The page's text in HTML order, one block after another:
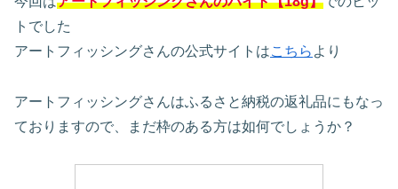
トでした
アートフィッシングさんの公式サイトはこちら より
アートフィッシングさんはふるさと納税の返礼品にもなっ
ておりますので、まだ枠のある方は如何でしょうか？